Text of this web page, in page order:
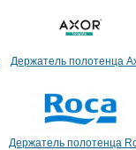
Держатель полотенца
Держатель полотенца